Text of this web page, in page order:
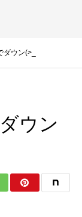
ウン(>_
ウン